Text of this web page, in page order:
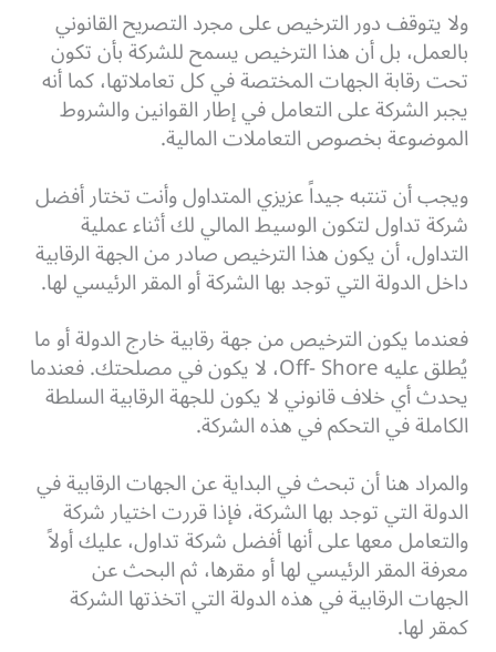
ولا يتوقف دور الترخيص على مجرد التصريح القانوني
بالعمل، بل أن هذا الترخيص يسمح للشركة بأن تكون
تحت رقابة الجهات المختصة في كل تعاملاتها، كما أنه
يجبر الشركة على التعامل في إطار القوانين والشروط
الموضوعة بخصوص التعاملات المالية.
ويجب أن تنتبه جيداً عزيزي المتداول وأنت تختار أفضل
شركة تداول لتكون الوسيط المالي لك أثناء عملية
التداول، أن يكون هذا الترخيص صادر من الجهة الرقابية
داخل الدولة التي توجد بها الشركة أو المقر الرئيسي لها.
فعندما يكون الترخيص من جهة رقابية خارج الدولة أو ما
يُطلق عليه Off- Shore، لا يكون في مصلحتك. فعندما
يحدث أي خلاف قانوني لا يكون للجهة الرقابية السلطة
الكاملة في التحكم في هذه الشركة.
والمراد هنا أن تبحث في البداية عن الجهات الرقابية في
الدولة التي توجد بها الشركة، فإذا قررت اختيار شركة
والتعامل معها على أنها أفضل شركة تداول، عليك أولاً
معرفة المقر الرئيسي لها أو مقرها، ثم البحث عن
الجهات الرقابية في هذه الدولة التي اتخذتها الشركة
كمقر لها.